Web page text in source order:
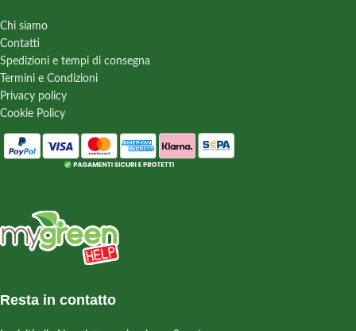
Chi siamo
Contatti
Spedizioni e tempi di consegna
Termini e Condizioni
Privacy policy
Cookie Policy
Resta in contatto